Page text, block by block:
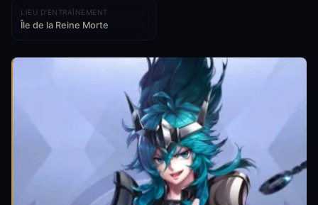
LIEU D'ENTRAÎNEMENT
Île de la Reine Morte